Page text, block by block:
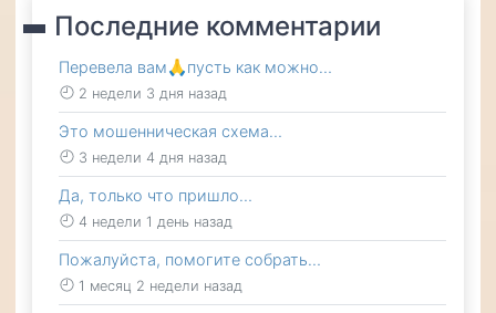
Последние комментарии
Перевела вам🙏пусть как можно…
2 недели 3 дня назад
Это мошенническая схема…
3 недели 4 дня назад
Да, только что пришло…
4 недели 1 день назад
Пожалуйста, помогите собрать…
1 месяц 2 недели назад